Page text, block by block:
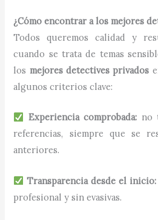
¿Cómo encontrar a los mejores
Todos queremos calidad y
cuando se trata de temas
los mejores detectives privados
algunos criterios clave:
Experiencia comprobada: no
referencias, siempre que se
anteriores.
Transparencia desde el inicio:
profesional y sin evasivas.